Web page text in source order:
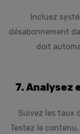
Incluez
désabonnement
doit
7. Analysez
Suivez les taux
Testez le